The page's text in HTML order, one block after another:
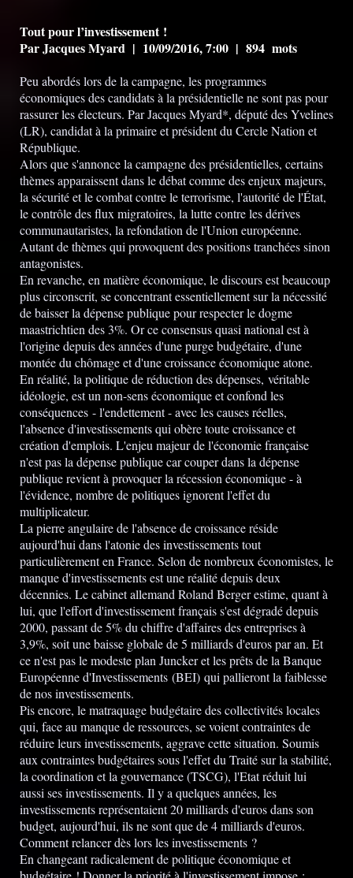
Tout pour l’investissement !
Par Jacques Myard | 10/09/2016, 7:00 | 894 mots
Peu abordés lors de la campagne, les programmes
économiques des candidats à la présidentielle ne sont pas pour
rassurer les électeurs. Par Jacques Myard*, député des Yvelines
(LR), candidat à la primaire et président du Cercle Nation et
République.
Alors que s'annonce la campagne des présidentielles, certains
thèmes apparaissent dans le débat comme des enjeux majeurs,
la sécurité et le combat contre le terrorisme, l'autorité de l'État,
le contrôle des flux migratoires, la lutte contre les dérives
communautaristes, la refondation de l'Union européenne.
Autant de thèmes qui provoquent des positions tranchées sinon
antagonistes.
En revanche, en matière économique, le discours est beaucoup
plus circonscrit, se concentrant essentiellement sur la nécessité
de baisser la dépense publique pour respecter le dogme
maastrichtien des 3%. Or ce consensus quasi national est à
l'origine depuis des années d'une purge budgétaire, d'une
montée du chômage et d'une croissance économique atone.
En réalité, la politique de réduction des dépenses, véritable
idéologie, est un non-sens économique et confond les
conséquences - l'endettement - avec les causes réelles,
l'absence d'investissements qui obère toute croissance et
création d'emplois. L'enjeu majeur de l'économie française
n'est pas la dépense publique car couper dans la dépense
publique revient à provoquer la récession économique - à
l'évidence, nombre de politiques ignorent l'effet du
multiplicateur.
La pierre angulaire de l'absence de croissance réside
aujourd'hui dans l'atonie des investissements tout
particulièrement en France. Selon de nombreux économistes, le
manque d'investissements est une réalité depuis deux
décennies. Le cabinet allemand Roland Berger estime, quant à
lui, que l'effort d'investissement français s'est dégradé depuis
2000, passant de 5% du chiffre d'affaires des entreprises à
3,9%, soit une baisse globale de 5 milliards d'euros par an. Et
ce n'est pas le modeste plan Juncker et les prêts de la Banque
Européenne d'Investissements (BEI) qui pallieront la faiblesse
de nos investissements.
Pis encore, le matraquage budgétaire des collectivités locales
qui, face au manque de ressources, se voient contraintes de
réduire leurs investissements, aggrave cette situation. Soumis
aux contraintes budgétaires sous l'effet du Traité sur la stabilité,
la coordination et la gouvernance (TSCG), l'Etat réduit lui
aussi ses investissements. Il y a quelques années, les
investissements représentaient 20 milliards d'euros dans son
budget, aujourd'hui, ils ne sont que de 4 milliards d'euros.
Comment relancer dès lors les investissements ?
En changeant radicalement de politique économique et